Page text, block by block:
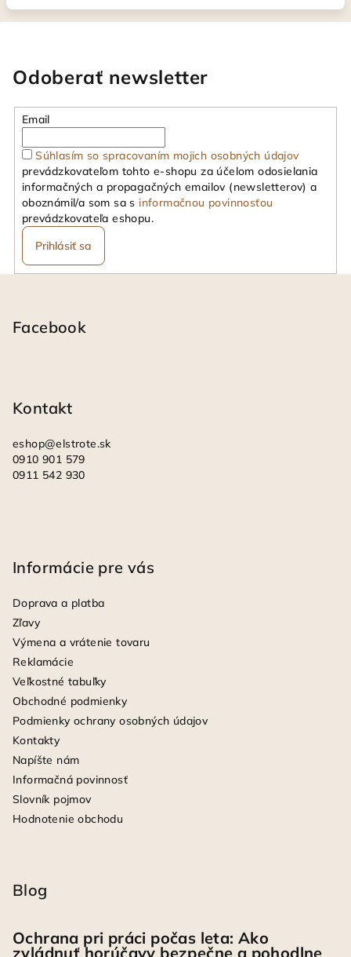
Odoberať newsletter
Email
Súhlasím so spracovaním mojich osobných údajov
prevádzkovateľom tohto e-shopu za účelom odosielania
informačných a propagačných emailov (newsletterov) a
oboznámil/a som sa s informačnou povinnosťou
prevádzkovateľa eshopu.
Prihlásiť sa
Facebook
Kontakt
eshop@elstrote.sk
0910 901 579
0911 542 930
Informácie pre vás
Doprava a platba
Zľavy
Výmena a vrátenie tovaru
Reklamácie
Veľkostné tabuľky
Obchodné podmienky
Podmienky ochrany osobných údajov
Kontakty
Napíšte nám
Informačná povinnosť
Slovník pojmov
Hodnotenie obchodu
Blog
Ochrana pri práci počas leta: Ako
zvládnuť horúčavy bezpečne a pohodlne